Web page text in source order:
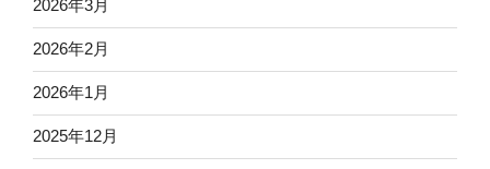
2026年3月
2026年2月
2026年1月
2025年12月